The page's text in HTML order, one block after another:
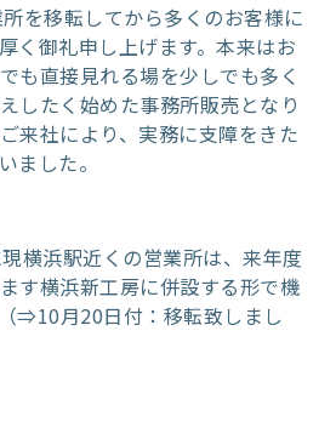
を移転してから多くのお客様に
く御礼申し上げます。本来はお
も直接見れる場を少しでも多く
したく始めた事務所販売となり
来社により、実務に支障をきた
ました。
横浜駅近くの営業所は、来年度
す横浜新工房に併設する形で機
⇒10月20日付：移転致しまし